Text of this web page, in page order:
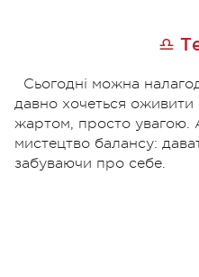
♎
Сьогодні можна
давно хочеться
жартом, просто увагою.
мистецтво балансу:
забуваючи про себе.